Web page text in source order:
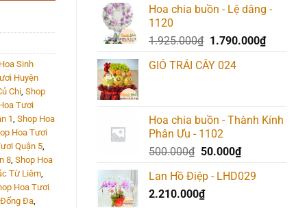
Hoa chia buồn - Lệ dâng -
1120
1.925.000₫ Giá
là:
1.790.000₫Giá
GIỎ TRÁI CÂY 024
Hoa chia buồn - Thành Kính
Phân Ưu - 1102
500.000₫ Giá
là:
500.000₫.
50.000₫Giá
tại
Lan Hồ Điệp - LHD029
2.210.000₫
Hoa Sinh
Huyện
Chi, Shop
Tươi
1 Shop Hoa
Hoa Tươi
Quận 5,
8, Shop Hoa
Từ Liêm,
Hoa Tươi
Đa,